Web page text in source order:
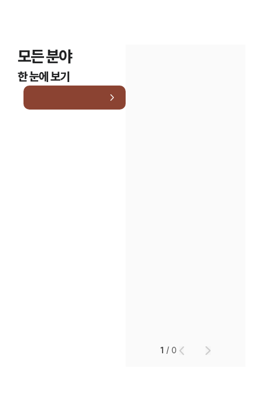
모든 분야
한 눈에 보기
1 /0